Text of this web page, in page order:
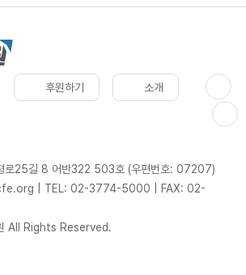
후원하기 소개
로25길 8 어반322 503호 (우편번호: 07207)
TEL: 02-3774-5000
FAX: 02-
All Rights Reserved.